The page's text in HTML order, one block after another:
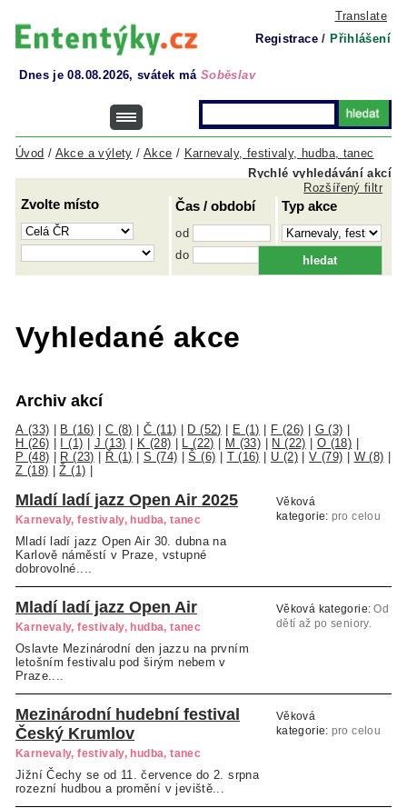
Translate
Registrace / Přihlášení
Dnes je 08.08.2026, svátek má Soběslav
Rychlé vyhledávání akcí
Úvod / Akce a výlety / Akce / Karnevaly, festivaly, hudba, tanec
Zvolte místo Čas / období
od
do
Typ akce
Rozšířený filtr
Vyhledané akce
Archiv akcí
A (33) B (16) C (8) |Č (11) D (52) E (1) F (26) G (3)
H (26)
I (1) J (13) K (28) L (22) M (33) N (22) O (18)
P (48)
R (23) Ř (1) |S (74) |Š (6) T (16) U (2)|V (79) W (8)
Z (18) |Ž (1)
Mladí ladí jazz Open Air 2025
Karnevaly, festivaly, hudba, tanec
Mladí ladí jazz Open Air 30. dubna na
Karlově náměstí v Praze, vstupné
dobrovolné....
Věková
kategorie: pro celou
Mladí ladí jazz Open Air
Karnevaly, festivaly, hudba, tanec
Oslavte Mezinárodní den jazzu na prvním
letošním festivalu pod širým nebem v
Praze....
Věková kategorie: Od
dětí až po seniory.
Mezinárodní hudební festival
Český Krumlov
Karnevaly, festivaly, hudba, tanec
Jižní Čechy se od 11. července do 2. srpna
rozezní hudbou a promění v jeviště...
Věková
kategorie: pro celou